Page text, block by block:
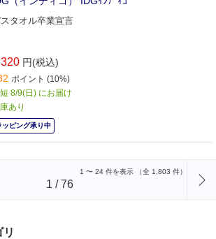
タオル卒業宣言
円(税込)
ポイント (10%)
8/9(日) にお届け
あり
ッピング承り中
1 〜 24 件を表示 （全 1,803 件）
1 /76